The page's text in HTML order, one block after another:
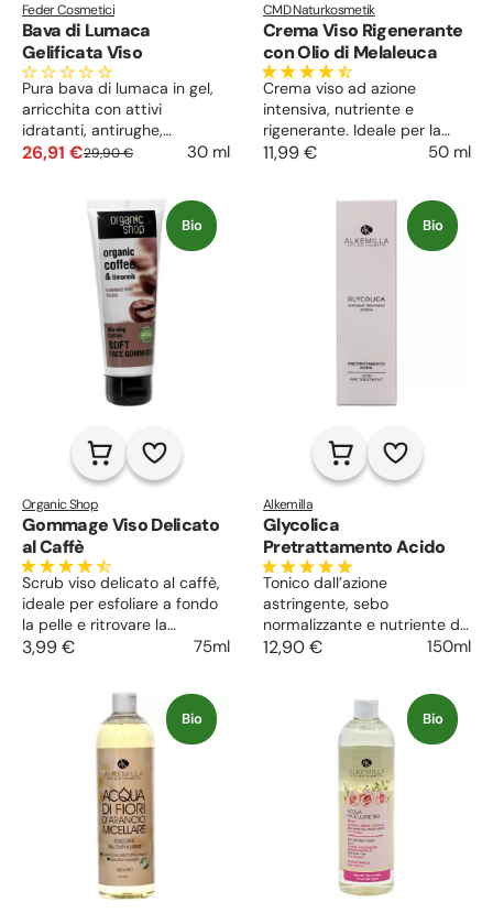
Feder Cosmetici
Bava di Lumaca
Gelificata Viso
Pura bava di lumaca in gel,
arricchita con attivi
idratanti, antirughe,
elasticizzante, cicatrizzante,
26,91 €29,90 € 30 ml
CMD Naturkosmetik
Crema Viso Rigenerante
con Olio di Melaleuca
Crema viso ad azione
intensiva, nutriente e
rigenerante. Ideale per la
pelle impura e secca, lenisce
11,99 € 50 ml
Bio
Organic Shop
Gommage Viso Delicato
al Caffè
Scrub viso delicato al caffè,
ideale per esfoliare a fondo
la pelle e ritrovare la
naturale luminosità. A base
più elastica, radiosa e
3,99 € 75ml
Bio
Alkemilla
Glycolica
Pretrattamento Acido
Tonico dall’azione
astringente, sebo
normalizzante e nutriente da
usare quotidianamente sul
Glycolica Intensive
Treatment System. Assorbe
il sebo in eccesso, elimina le
impurità e lascia la pelle
pulita e luminosa.
12,90 € 150ml
Bio Bio